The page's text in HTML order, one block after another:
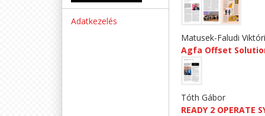
Matusek-Faludi
Agfa Offset
Tóth Gábor
READY 2 OPERATE
Adatkezelés